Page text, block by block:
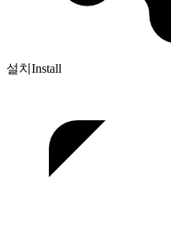
설치 Install